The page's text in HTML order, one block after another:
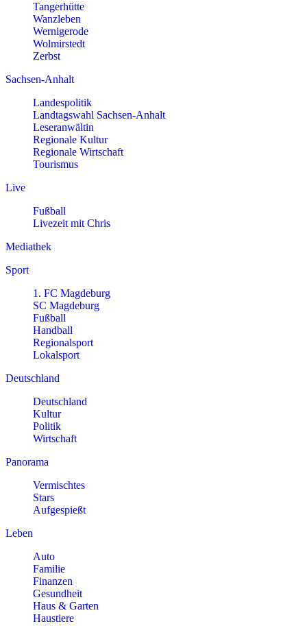
Tangerhütte
Wanzleben
Wernigerode
Wolmirstedt
Zerbst
Sachsen-Anhalt
Landespolitik
Landtagswahl Sachsen-Anhalt
Leseranwältin
Regionale Kultur
Regionale Wirtschaft
Tourismus
Live
Fußball
Livezeit mit Chris
Mediathek
Sport
1. FC Magdeburg
SC Magdeburg
Fußball
Handball
Regionalsport
Lokalsport
Deutschland
Deutschland
Kultur
Politik
Wirtschaft
Panorama
Vermischtes
Stars
Aufgespießt
Leben
Auto
Familie
Finanzen
Gesundheit
Haus & Garten
Haustiere